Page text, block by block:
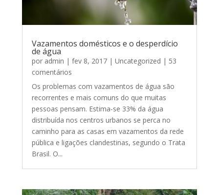
Vazamentos domésticos e o desperdício
de água
por admin | fev 8, 2017| Uncategorized | 53
comentários
Os problemas com vazamentos de água são
recorrentes e mais comuns do que muitas
pessoas pensam. Estima-se 33% da água
distribuída nos centros urbanos se perca no
caminho para as casas em vazamentos da rede
pública e ligações clandestinas, segundo o Trata
Brasil. O...